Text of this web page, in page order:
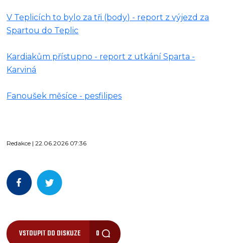
V Teplicích to bylo za tři (body) - report z výjezd za
Spartou do Teplic
Kardiakům přístupno - report z utkání Sparta -
Karviná
Fanoušek měsíce - pesfilipes
Redakce | 22.06.2026 07:36
VSTOUPIT DO DISKUZE 0